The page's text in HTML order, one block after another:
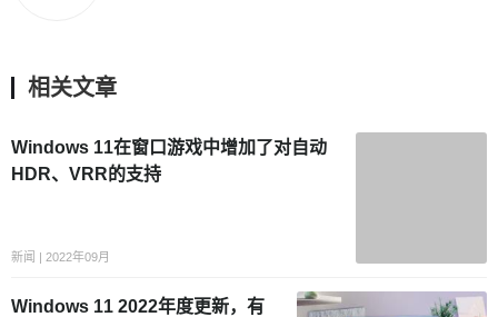
相关文章
Windows 11在窗口游戏中增加了对自动
HDR、VRR的支持
新闻 | 2022年09月
Windows 11 2022年度更新，有